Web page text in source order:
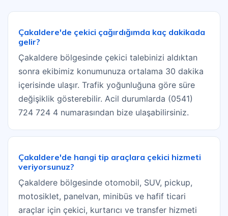
Çakaldere'de çekici çağırdığımda kaç dakikada
gelir?
Çakaldere bölgesinde çekici talebinizi aldıktan
sonra ekibimiz konumunuza ortalama 30 dakika
içerisinde ulaşır. Trafik yoğunluğuna göre süre
değişiklik gösterebilir. Acil durumlarda (0541)
724 724 4 numarasından bize ulaşabilirsiniz.
Çakaldere'de hangi tip araçlara çekici hizmeti
veriyorsunuz?
Çakaldere bölgesinde otomobil, SUV, pickup,
motosiklet, panelvan, minibüs ve hafif ticari
araçlar için çekici, kurtarıcı ve transfer hizmeti